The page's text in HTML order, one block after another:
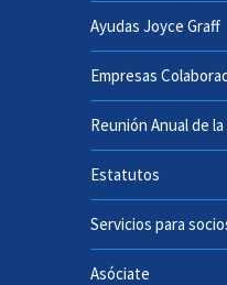
Ayudas Joyce Graff
Empresas
Reunión Anual de la
Estatutos
Servicios para
Asóciate